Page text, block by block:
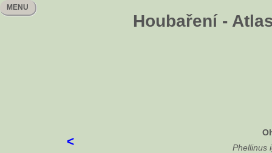
Houbaření -
MENU
<
Phellinus